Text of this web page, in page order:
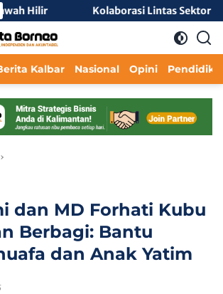
Kolaborasi Lintas Sektor Perkuat
Kalbar Nasional Opini
dan MD Forhati Kubu
Berbagi: Bantu
dan Anak Yatim